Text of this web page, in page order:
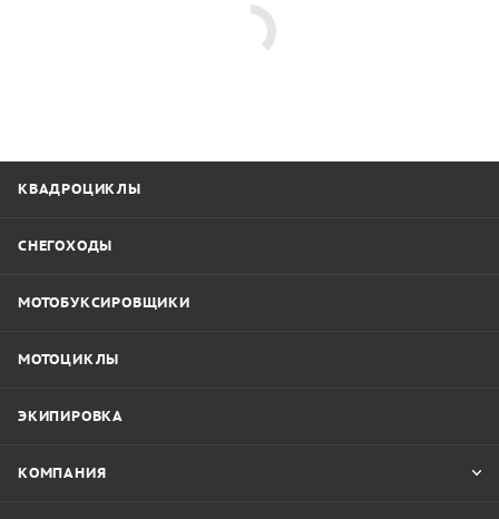
КВАДРОЦИКЛЫ
СНЕГОХОДЫ
МОТОБУКСИРОВЩИКИ
МОТОЦИКЛЫ
ЭКИПИРОВКА
КОМПАНИЯ